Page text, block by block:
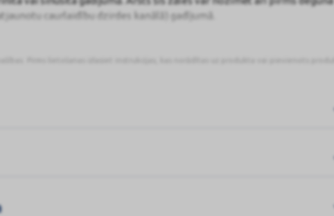
caurlaidību dzirdes kanālā) gadījumā.
pieaugušā uzraudzībā.